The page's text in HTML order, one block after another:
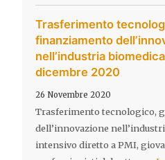
Trasferimento
finanziamento
nell’industria
dicembre 2020
26 Novembre 2020
Trasferimento tecnologico,
dell’innovazione
intensivo diretto a PMI,